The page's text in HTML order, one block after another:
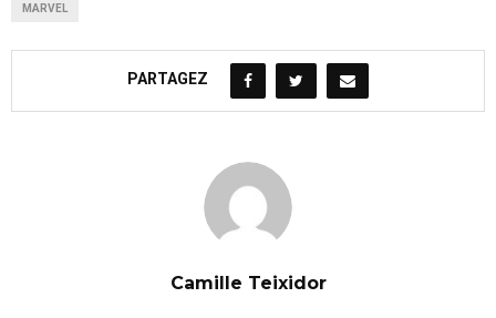
MARVEL
PARTAGEZ
Camille Teixidor